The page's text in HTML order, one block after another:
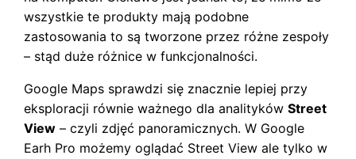
wszystkie te produkty mają podobne
zastosowania to są tworzone przez różne zespoły
– stąd duże różnice w funkcjonalności.
Google Maps sprawdzi się znacznie lepiej przy
eksploracji równie ważnego dla analitykówStreet
View – czyli zdjęć panoramicznych. W Google
Earh Pro możemy oglądać Street View ale tylko w